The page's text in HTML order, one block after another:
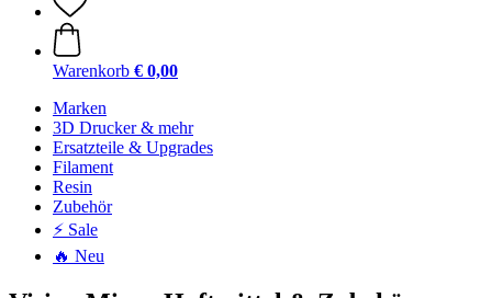
Warenkorb € 0,00
Marken
3D Drucker & mehr
Ersatzteile & Upgrades
Filament
Resin
Zubehör
⚡ Sale
🔥 Neu